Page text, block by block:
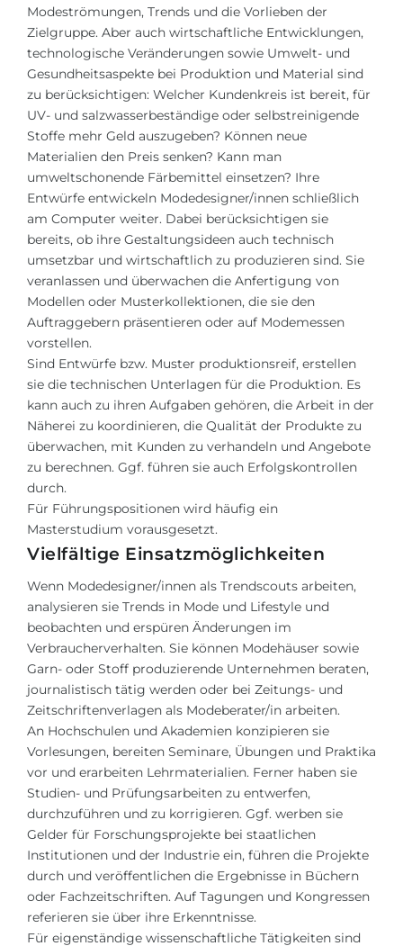
Modeströmungen, Trends und die Vorlieben der
Zielgruppe. Aber auch wirtschaftliche Entwicklungen,
technologische Veränderungen sowie Umwelt- und
Gesundheitsaspekte bei Produktion und Material sind
zu berücksichtigen: Welcher Kundenkreis ist bereit, für
UV- und salzwasserbeständige oder selbstreinigende
Stoffe mehr Geld auszugeben? Können neue
Materialien den Preis senken? Kann man
umweltschonende Färbemittel einsetzen? Ihre
Entwürfe entwickeln Modedesigner/innen schließlich
am Computer weiter. Dabei berücksichtigen sie
bereits, ob ihre Gestaltungsideen auch technisch
umsetzbar und wirtschaftlich zu produzieren sind. Sie
veranlassen und überwachen die Anfertigung von
Modellen oder Musterkollektionen, die sie den
Auftraggebern präsentieren oder auf Modemessen
vorstellen.
Sind Entwürfe bzw. Muster produktionsreif, erstellen
sie die technischen Unterlagen für die Produktion. Es
kann auch zu ihren Aufgaben gehören, die Arbeit in der
Näherei zu koordinieren, die Qualität der Produkte zu
überwachen, mit Kunden zu verhandeln und Angebote
zu berechnen. Ggf. führen sie auch Erfolgskontrollen
durch.
Für Führungspositionen wird häufig ein
Masterstudium vorausgesetzt.
Vielfältige Einsatzmöglichkeiten
Wenn Modedesigner/innen als Trendscouts arbeiten,
analysieren sie Trends in Mode und Lifestyle und
beobachten und erspüren Änderungen im
Verbraucherverhalten. Sie können Modehäuser sowie
Garn- oder Stoff produzierende Unternehmen beraten,
journalistisch tätig werden oder bei Zeitungs- und
Zeitschriftenverlagen als Modeberater/in arbeiten.
An Hochschulen und Akademien konzipieren sie
Vorlesungen, bereiten Seminare, Übungen und Praktika
vor und erarbeiten Lehrmaterialien. Ferner haben sie
Studien- und Prüfungsarbeiten zu entwerfen,
durchzuführen und zu korrigieren. Ggf. werben sie
Gelder für Forschungsprojekte bei staatlichen
Institutionen und der Industrie ein, führen die Projekte
durch und veröffentlichen die Ergebnisse in Büchern
oder Fachzeitschriften. Auf Tagungen und Kongressen
referieren sie über ihre Erkenntnisse.
Für eigenständige wissenschaftliche Tätigkeiten sind